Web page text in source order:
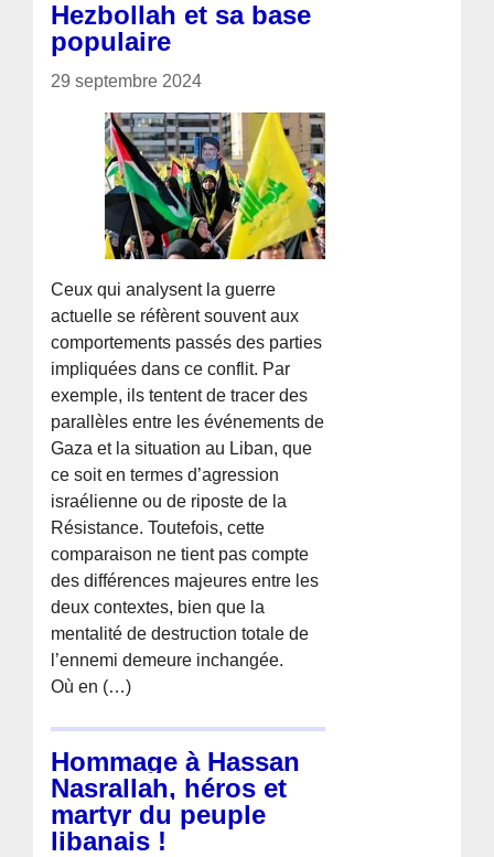
Hezbollah et sa base
populaire
29 septembre 2024
Ceux qui analysent la guerre
actuelle se réfèrent souvent aux
comportements passés des parties
impliquées dans ce conflit. Par
exemple, ils tentent de tracer des
parallèles entre les événements de
Gaza et la situation au Liban, que
ce soit en termes d’agression
israélienne ou de riposte de la
Résistance. Toutefois, cette
comparaison ne tient pas compte
des différences majeures entre les
deux contextes, bien que la
mentalité de destruction totale de
l’ennemi demeure inchangée.
Où en (…)
Hommage à Hassan
Nasrallah, héros et
martyr du peuple
libanais !